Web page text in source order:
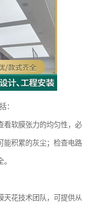
：
看软膜张力的均匀性，必
能积累的灰尘；检查电路
天花技术团队，可提供从